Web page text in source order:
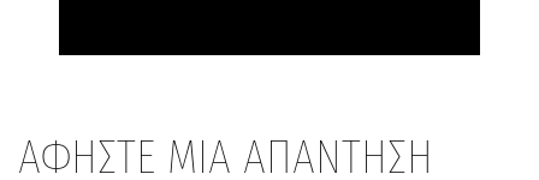
ΑΦΗΣΤΕ ΜΙΑ ΑΠΑΝΤΗΣΗ